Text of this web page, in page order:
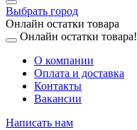
Выбрать город
Онлайн остатки товара
Онлайн остатки товара!
О компании
Оплата и доставка
Контакты
Вакансии
Написать нам